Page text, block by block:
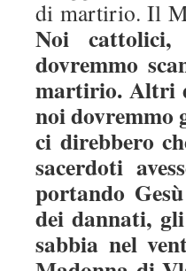
di martirio. Il
Noi cattolici,
dovremmo
martirio. Altri
noi dovremmo
ci direbbero
sacerdoti
portando
dei dannati,
sabbia nel